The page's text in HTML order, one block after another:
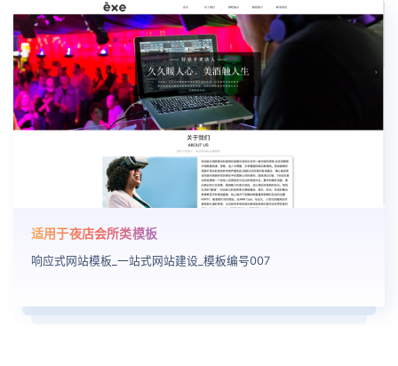
适用于夜店会所类模板
响应式网站模板_一站式网站建设_模板编号007